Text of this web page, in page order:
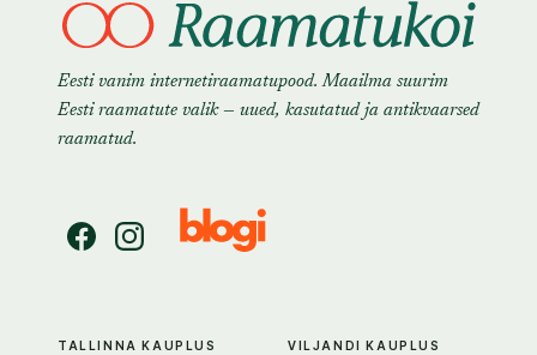
Eesti vanim internetiraamatupood. Maailma suurim
Eesti raamatute valik — uued, kasutatud ja antikvaarsed
raamatud.
TALLINNA KAUPLUS VILJANDI KAUPLUS